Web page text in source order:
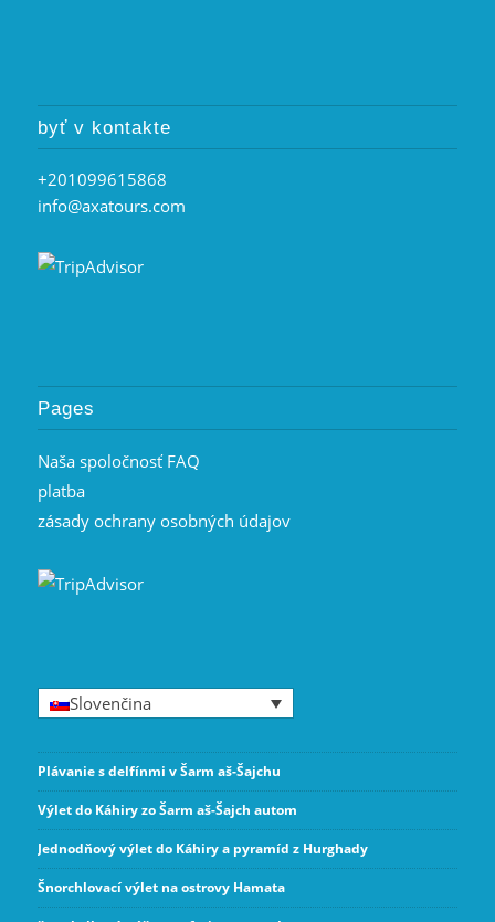
byť v kontakte
+201099615868
info@axatours.com
Pages
Naša spoločnosť FAQ
platba
zásady ochrany osobných údajov
Slovenčina
Plávanie s delfínmi v Šarm aš-Šajchu
Výlet do Káhiry zo Šarm aš-Šajch autom
Jednodňový výlet do Káhiry a pyramíd z Hurghady
Šnorchlovací výlet na ostrovy Hamata